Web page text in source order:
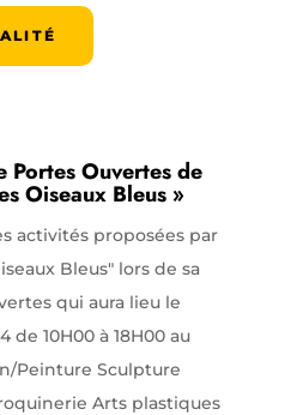
Portes Ouvertes de
Oiseaux Bleus »
activités proposées par
Bleus" lors de sa
qui aura lieu le
de 10H00 à 18H00 au
Peinture Sculpture
Arts plastiques